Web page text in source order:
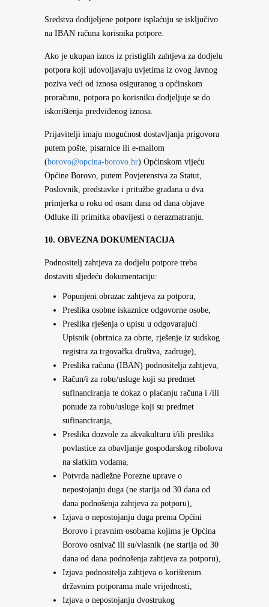
Sredstva dodijeljene potpore isplaćuju se isključivo
na IBAN računa korisnika potpore.
Ako je ukupan iznos iz pristiglih zahtjeva za dodjelu
potpora koji udovoljavaju uvjetima iz ovog Javnog
poziva veći od iznosa osiguranog u općinskom
proračunu, potpora po korisniku dodjeljuje se do
iskorištenja predviđenog iznosa.
Prijavitelji imaju mogućnost dostavljanja prigovora
putem pošte, pisarnice ili e-mailom
(borovo@opcina-borovo.hr) Općinskom vijeću
Općine Borovo, putem Povjerenstva za Statut,
Poslovnik, predstavke i pritužbe građana u dva
primjerka u roku od osam dana od dana objave
Odluke ili primitka obavijesti o nerazmatranju.
10. OBVEZNA DOKUMENTACIJA
Podnositelj zahtjeva za dodjelu potpore treba
dostaviti sljedeću dokumentaciju:
Popunjeni obrazac zahtjeva za potporu,
Preslika osobne iskaznice odgovorne osobe,
Preslika rješenja o upisu u odgovarajući
Upisnik (obrtnica za obrte, rješenje iz sudskog
registra za trgovačka društva, zadruge),
Preslika računa (IBAN) podnositelja zahtjeva,
Račun/i za robu/usluge koji su predmet
sufinanciranja te dokaz o plaćanju računa i /ili
ponude za robu/usluge koji su predmet
sufinanciranja,
Preslika dozvole za akvakulturu i/ili preslika
povlastice za obavljanje gospodarskog ribolova
na slatkim vodama,
Potvrda nadležne Porezne uprave o
nepostojanju duga (ne starija od 30 dana od
dana podnošenja zahtjeva za potporu),
Izjava o nepostojanju duga prema Općini
Borovo i pravnim osobama kojima je Općina
Borovo osnivač ili su/vlasnik (ne starija od 30
dana od dana podnošenja zahtjeva za potporu),
Izjava podnositelja zahtjeva o korištenim
državnim potporama male vrijednosti,
Izjava o nepostojanju dvostrukog